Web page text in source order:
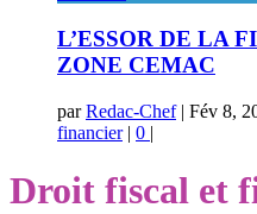
L’ESSOR DE LA
ZONE CEMAC
parRedac-Chef| Fév 8,
financier| 0 |
Droit fiscal et